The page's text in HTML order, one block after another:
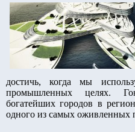
достичь, когда мы
промышленных целях.
богатейших городов в
одного из самых оживленных